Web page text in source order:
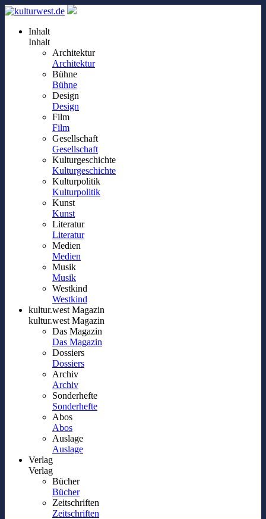
Inhalt
Inhalt
Architektur
Architektur
Bühne
Bühne
Design
Design
Film
Film
Gesellschaft
Gesellschaft
Kulturgeschichte
Kulturgeschichte
Kulturpolitik
Kulturpolitik
Kunst
Kunst
Literatur
Literatur
Medien
Medien
Musik
Musik
Westkind
Westkind
kultur.west Magazin
kultur.west Magazin
Das Magazin
Das Magazin
Dossiers
Dossiers
Archiv
Archiv
Sonderhefte
Sonderhefte
Abos
Abos
Auslage
Auslage
Verlag
Verlag
Bücher
Bücher
Zeitschriften
Zeitschriften